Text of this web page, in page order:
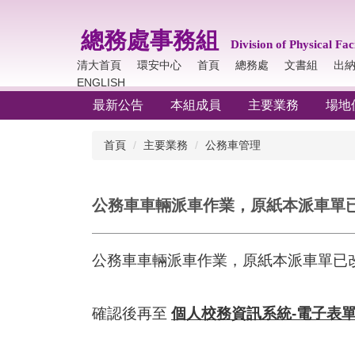
容
總務處事務組 Division of Physical
清大首頁
環安中心 首頁 總務處 文書組 出
ENGLISH
最新公告 本組成員 主要業務 場地
首頁 主要業務 公務車管理
公務車車輛派車作業，原紙本派車單
公務車車輛派車作業，原紙本派車單已
確認後再至 個人校務資訊系統-電子表